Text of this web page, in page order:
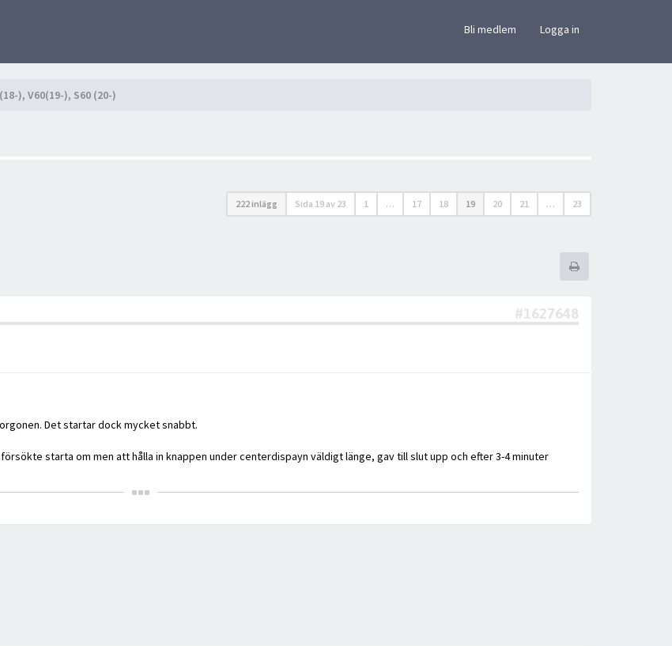
Bli medlem Logga in
), V60(19-), S60 (20-)
222 inlägg Sida 19 av 23 1 … 17 18 19 20 21 … 23
#1627648
Det startar dock mycket snabbt.
starta om men att hålla in knappen under centerdispayn väldigt länge, gav till slut upp och efter 3-4 minuter